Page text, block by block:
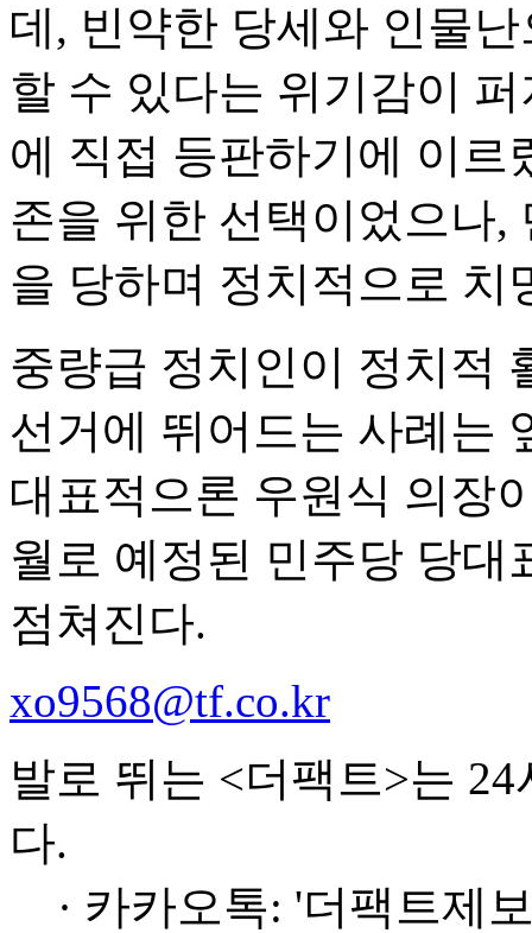
데, 빈약한 당세와 인물
할 수 있다는 위기감이
에 직접 등판하기에 이르
존을 위한 선택이었으나,
을 당하며 정치적으로 치
중량급 정치인이 정치적
선거에 뛰어드는 사례는
대표적으론 우원식 의장
월로 예정된 민주당 당
점쳐진다.
xo9568@tf.co.kr
발로 뛰는 <더팩트>는
다.
· 카카오톡: '더팩트제